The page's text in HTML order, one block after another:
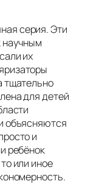
серия. Эти
научным
их
тщательно
для детей
объясняются
и
ребёнок
или иное